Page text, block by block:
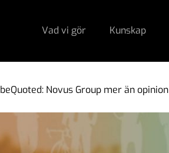
Vad vi gör Kunskap
beQuoted: Novus Group mer än opinion